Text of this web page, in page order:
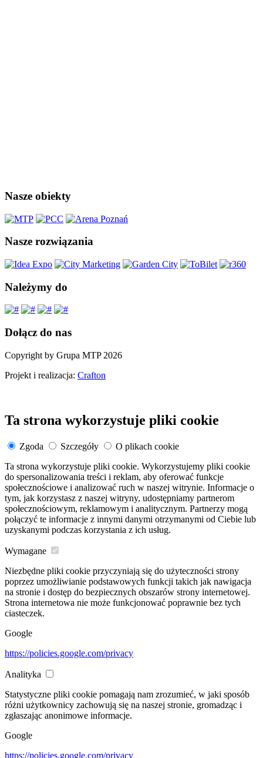
Nasze obiekty
Nasze rozwiązania
Należymy do
Dołącz do nas
Copyright by Grupa MTP 2026
Projekt i realizacja: Crafton
Ta strona wykorzystuje pliki cookie
Zgoda Szczegóły
O plikach cookie
Ta strona wykorzystuje pliki cookie. Wykorzystujemy pliki cookie
do spersonalizowania treści i reklam, aby oferować funkcje
społecznościowe i analizować ruch w naszej witrynie. Informacje o
tym, jak korzystasz z naszej witryny, udostępniamy partnerom
społecznościowym, reklamowym i analitycznym. Partnerzy mogą
połączyć te informacje z innymi danymi otrzymanymi od Ciebie lub
uzyskanymi podczas korzystania z ich usług.
Wymagane
Niezbędne pliki cookie przyczyniają się do użyteczności strony
poprzez umożliwianie podstawowych funkcji takich jak nawigacja
na stronie i dostęp do bezpiecznych obszarów strony internetowej.
Strona internetowa nie może funkcjonować poprawnie bez tych
ciasteczek.
Google
https://policies.google.com/privacy
Analityka
Statystyczne pliki cookie pomagają nam zrozumieć, w jaki sposób
różni użytkownicy zachowują się na naszej stronie, gromadząc i
zgłaszając anonimowe informacje.
Google
https://policies.google.com/privacy